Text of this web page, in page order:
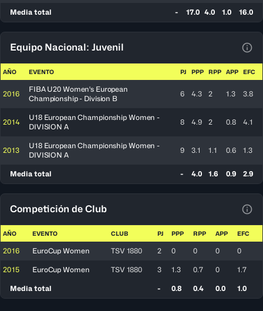
Media total - 17.0 4.0 1.0 16.0
Equipo Nacional: Juvenil
AÑO EVENTO PJ PPP RPP APP EFC
2016
FIBA U20 Women's European
Championship - Division B
6 4.3 2 1.3 3.8
2014
U18 European Championship Women -
DIVISION A
8 4.9 2 0.8 4.1
2013
U18 European Championship Women -
DIVISION A
9 3.1 1.1 0.6 1.3
Media total - 4.0 1.6 0.9 2.9
Competición de Club
AÑO EVENTO CLUB PJ PPP RPP APP EFC
2016 EuroCup Women TSV 1880 2 0 0 0 0
2015 EuroCup Women TSV 1880 3 1.3 0.7 0 1.7
Media total - 0.8 0.4 0.0 1.0